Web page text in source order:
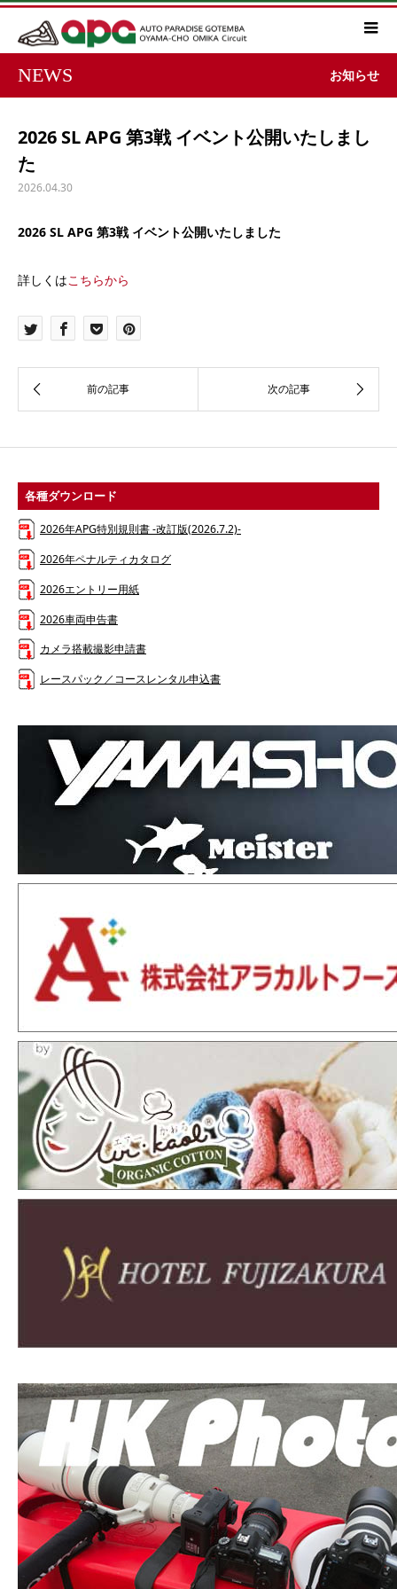
NEWS お知らせ
2026 SL APG 第3戦 イベント公開いたしまし
た
2026.04.30
2026 SL APG 第3戦 イベント公開いたしました
詳しくはこちらから
各種ダウンロード
2026年APG特別規則書 -改訂版(2026.7.2)-
2026年ペナルティカタログ
2026エントリー用紙
2026車両申告書
カメラ搭載撮影申請書
レースパック／コースレンタル申込書